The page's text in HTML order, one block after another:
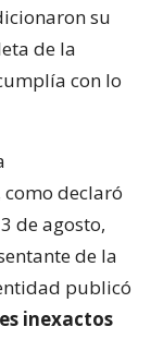
su
de la
con lo
declaró
de agosto,
de la
publicó
inexactos